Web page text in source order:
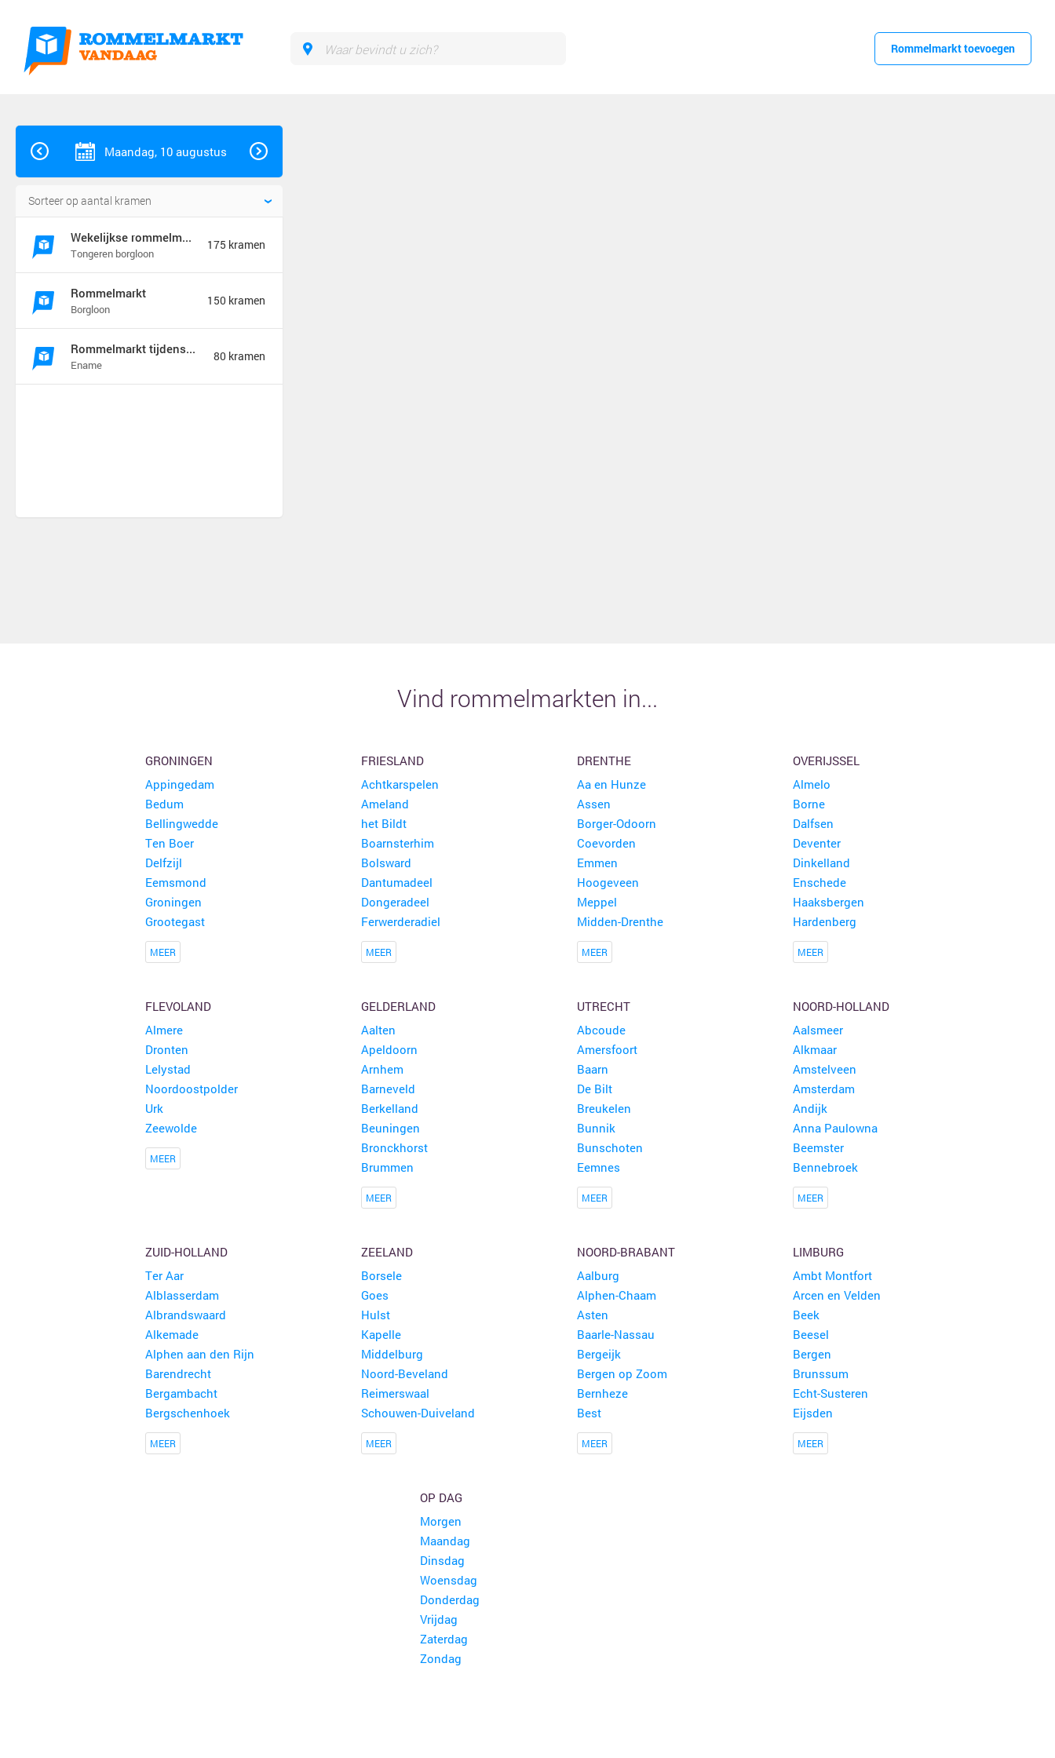
Rommelmarkt toevoegen
Maandag, 10 augustus
Wekelijkse rommelmarkt
Tongeren borgloon
175 kramen
Rommelmarkt
Borgloon
150 kramen
Rommelmarkt tijdens feeste t&#039;ename
Ename
80 kramen
Vind rommelmarkten in...
GRONINGEN
Appingedam
Bedum
Bellingwedde
Ten Boer
Delfzijl
Eemsmond
Groningen
Grootegast
MEER
FRIESLAND
Achtkarspelen
Ameland
het Bildt
Boarnsterhim
Bolsward
Dantumadeel
Dongeradeel
Ferwerderadiel
MEER
DRENTHE
Aa en Hunze
Assen
Borger-Odoorn
Coevorden
Emmen
Hoogeveen
Meppel
Midden-Drenthe
MEER
OVERIJSSEL
Almelo
Borne
Dalfsen
Deventer
Dinkelland
Enschede
Haaksbergen
Hardenberg
MEER
FLEVOLAND
Almere
Dronten
Lelystad
Noordoostpolder
Urk
Zeewolde
MEER
GELDERLAND
Aalten
Apeldoorn
Arnhem
Barneveld
Berkelland
Beuningen
Bronckhorst
Brummen
MEER
UTRECHT
Abcoude
Amersfoort
Baarn
De Bilt
Breukelen
Bunnik
Bunschoten
Eemnes
MEER
NOORD-HOLLAND
Aalsmeer
Alkmaar
Amstelveen
Amsterdam
Andijk
Anna Paulowna
Beemster
Bennebroek
MEER
ZUID-HOLLAND
Ter Aar
Alblasserdam
Albrandswaard
Alkemade
Alphen aan den Rijn
Barendrecht
Bergambacht
Bergschenhoek
MEER
ZEELAND
Borsele
Goes
Hulst
Kapelle
Middelburg
Noord-Beveland
Reimerswaal
Schouwen-Duiveland
MEER
NOORD-BRABANT
Aalburg
Alphen-Chaam
Asten
Baarle-Nassau
Bergeijk
Bergen op Zoom
Bernheze
Best
MEER
LIMBURG
Ambt Montfort
Arcen en Velden
Beek
Beesel
Bergen
Brunssum
Echt-Susteren
Eijsden
MEER
OP DAG
Morgen
Maandag
Dinsdag
Woensdag
Donderdag
Vrijdag
Zaterdag
Zondag